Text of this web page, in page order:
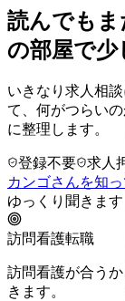
読んでも
の部屋で少
いきなり求人相
て、何がつらい
に整理します。
登録不要 求人
カンゴさんを知っ
ゆっくり聞きます
訪問看護転職
訪問看護が合う
きます。